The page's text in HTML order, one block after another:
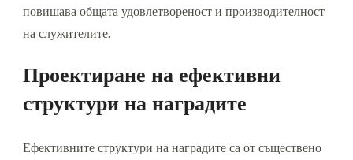
повишава общата удовлетвореност и производителност
на служителите.
Проектиране на ефективни
структури на наградите
Ефективните структури на наградите са от съществено